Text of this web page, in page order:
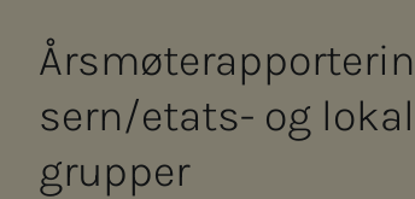
sern/etats- og
grup­­­per